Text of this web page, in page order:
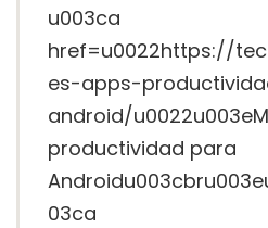
u003ca
href=u0022https://
es-apps-
android/
productividad para
03ca